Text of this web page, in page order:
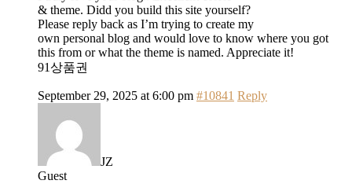
& theme. Didd you build this site yourself?
Please reply back as I’m trying to create my
own personal blog and would love to know where you got
this from or what the theme is named. Appreciate it!
91상품권
September 29, 2025 at 6:00 pm #10841 Reply
JZ
Guest